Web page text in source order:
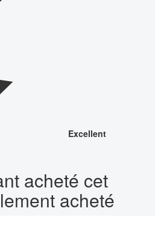
Excellent
acheté cet
acheté